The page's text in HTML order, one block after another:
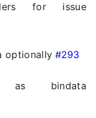
for issue
optionally#293
as bindata